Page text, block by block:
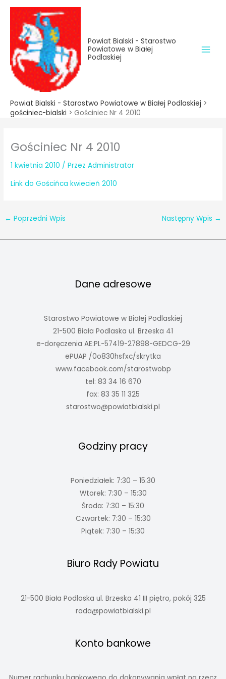
treści
Przejdź
treści
Powiat Bialski - Starostwo
Powiatowe w Białej
Podlaskiej
Powiat Bialski - Starostwo Powiatowe w Białej Podlaskiej >
gościniec-bialski > Gościniec Nr 4 2010
Gościniec Nr 4 2010
1 kwietnia 2010 / PrzezAdministrator
Link do Gościńca kwiecień 2010
← Poprzedni Wpis Następny Wpis →
Dane adresowe
Starostwo Powiatowe w Białej Podlaskiej
21-500 Biała Podlaska ul. Brzeska 41
e-doręczenia AE:PL-57419-27898-GEDCG-29
ePUAP /0o830hsfxc/skrytka
www.facebook.com/starostwobp
tel: 83 34 16 670
fax: 83 35 11 325
starostwo@powiatbialski.pl
Godziny pracy
Poniedziałek: 7:30 – 15:30
Wtorek: 7:30 – 15:30
Środa: 7:30 – 15:30
Czwartek: 7:30 – 15:30
Piątek: 7:30 – 15:30
Biuro Rady Powiatu
21-500 Biała Podlaska ul. Brzeska 41 III piętro, pokój 325
rada@powiatbialski.pl
Konto bankowe